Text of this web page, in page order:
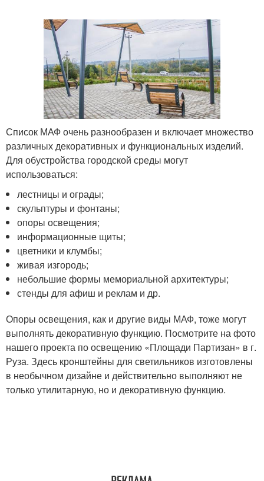
Список МАФ очень разнообразен и включает множество
различных декоративных и функциональных изделий.
Для обустройства городской среды могут
использоваться:
лестницы и ограды;
скульптуры и фонтаны;
опоры освещения;
информационные щиты;
цветники и клумбы;
живая изгородь;
небольшие формы мемориальной архитектуры;
стенды для афиш и реклам и др.
Опоры освещения, как и другие виды МАФ, тоже могут
выполнять декоративную функцию. Посмотрите на фото
нашего проекта по освещению «Площади Партизан» в г.
Руза. Здесь кронштейны для светильников изготовлены
в необычном дизайне и действительно выполняют не
только утилитарную, но и декоративную функцию.